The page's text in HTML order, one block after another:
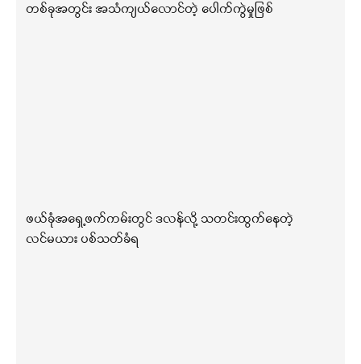
တစ်ခုအတွင်း အသံကျယ်လောင်တဲ့ ပေါက်ကွဲမှုဖြစ်
ဖယ်ခုံအရှေ့ဖက်ကမ်းတွင် ဒလန်လို့ သတင်းထွက်နေတဲ့
လင်မယား ပစ်သတ်ခံရ